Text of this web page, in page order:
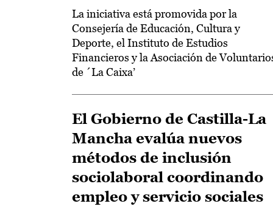
La iniciativa está promovida por la
Consejería de Educación, Cultura y
Deporte, el Instituto de Estudios
Financieros y la Asociación de
de ´La Caixa’
El Gobierno de Castilla-La
Mancha evalúa nuevos
métodos de inclusión
sociolaboral coordinando
empleo y servicio sociales